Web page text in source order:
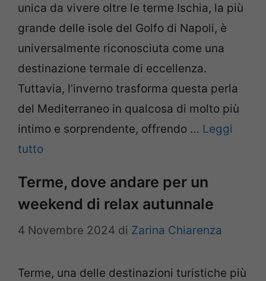
unica da vivere oltre le terme Ischia, la più
grande delle isole del Golfo di Napoli, è
universalmente riconosciuta come una
destinazione termale di eccellenza.
Tuttavia, l’inverno trasforma questa perla
del Mediterraneo in qualcosa di molto più
intimo e sorprendente, offrendo … Leggi
tutto
Terme, dove andare per un
weekend di relax autunnale
4 Novembre 2024 di Zarina Chiarenza
Terme, una delle destinazioni turistiche più